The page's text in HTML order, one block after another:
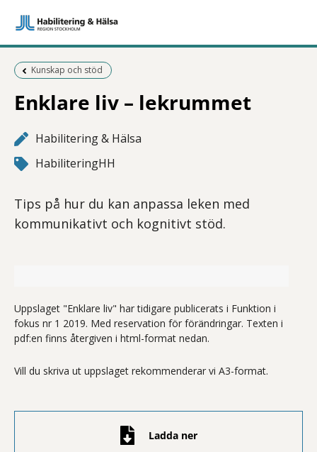
Föregående sida:
Kunskap och stöd
Enklare liv – lekrummet
Habilitering & Hälsa
HabiliteringHH
Tips på hur du kan anpassa leken med
kommunikativt och kognitivt stöd.
Uppslaget "Enklare liv" har tidigare publicerats i Funktion i
fokus nr 1 2019. Med reservation för förändringar. Texten i
pdf:en finns återgiven i html-format nedan.
Vill du skriva ut uppslaget rekommenderar vi A3-format.
Ladda ner